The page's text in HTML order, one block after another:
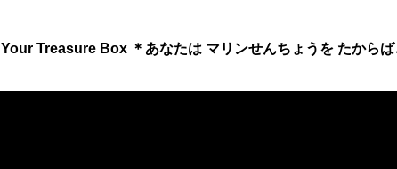
Your Treasure Box ＊あなたは マリンせんちょうを たから